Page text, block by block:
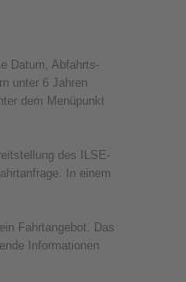
Datum, Abfahrts-
unter 6 Jahren
dem Menüpunkt
des ILSE-
In einem
Fahrtangebot. Das
Informationen